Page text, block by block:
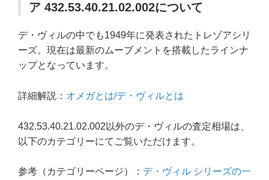
ア 432.53.40.21.02.002について
デ・ヴィルの中でも1949年に発表されたトレゾアシリ
ーズ。現在は最新のムーブメントを搭載したラインナ
ップとなっています。
詳細解説： オメガとは/デ・ヴィルとは
432.53.40.21.02.002以外のデ・ヴィルの査定相場は、
以下のカテゴリーにてご覧いただけます。
参考（カテゴリーページ）： デ・ヴィル シリーズの一